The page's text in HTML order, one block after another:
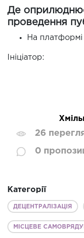
Де
проведення
На платформі
Ініціатор:
26
0
Категорії
ДЕЦЕНТРАЛІЗАЦІЯ
МІСЦЕВЕ